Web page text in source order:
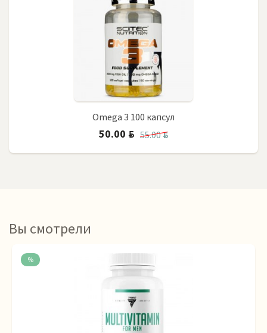
Omega 3 100 капсул
55.00BYN
50.00 BYN
Вы смотрели
%